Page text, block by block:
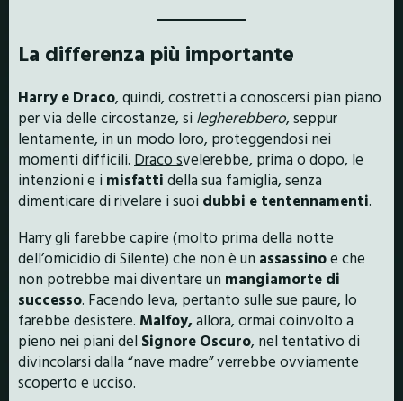
La differenza più importante
Harry e Draco, quindi, costretti a conoscersi pian piano
per via delle circostanze, si legherebbero, seppur
lentamente, in un modo loro, proteggendosi nei
momenti difficili. Draco svelerebbe, prima o dopo, le
intenzioni e i misfatti della sua famiglia, senza
dimenticare di rivelare i suoi dubbi e tentennamenti.
Harry gli farebbe capire (molto prima della notte
dell’omicidio di Silente) che non è un assassinoe che
non potrebbe mai diventare un mangiamorte di
successo. Facendo leva, pertanto sulle sue paure, lo
farebbe desistere. Malfoy,allora, ormai coinvolto a
pieno nei piani del Signore Oscuro, nel tentativo di
divincolarsi dalla “nave madre” verrebbe ovviamente
scoperto e ucciso.